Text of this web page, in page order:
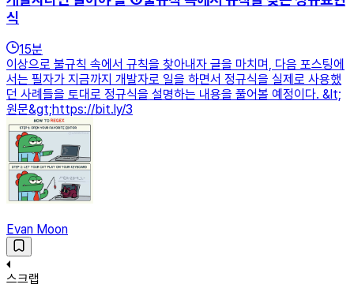
식
15분
이상으로 불규칙 속에서 규칙을 찾아내자 글을 마치며, 다음 포스팅에
서는 필자가 지금까지 개발자로 일을 하면서 정규식을 실제로 사용했
던 사례들을 토대로 정규식을 설명하는 내용을 풀어볼 예정이다. &lt;
원문&gt;https://bit.ly/3
Evan Moon
스크랩